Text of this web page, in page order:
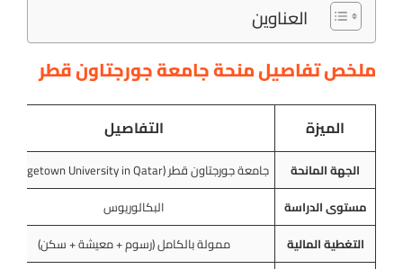
العناوين
ملخص تفاصيل منحة جامعة جورجتاون قطر
الميزة التفاصيل
الجهة المانحة
جامعة جورجتاون قطر (Georgetown University in Qatar)
مستوى الدراسة
البكالوريوس
التغطية المالية
ممولة بالكامل (رسوم + معيشة + سكن)